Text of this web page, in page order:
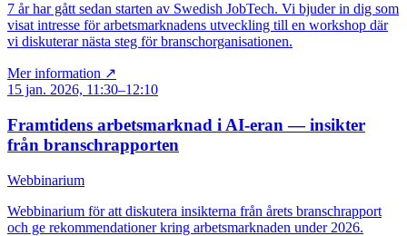
7 år har gått sedan starten av Swedish JobTech. Vi bjuder in dig som
visat intresse för arbetsmarknadens utveckling till en workshop där
vi diskuterar nästa steg för branschorganisationen.
Mer information ↗
15 jan. 2026, 11:30–12:10
Framtidens arbetsmarknad i AI-eran — insikter
från branschrapporten
Webbinarium
Webbinarium för att diskutera insikterna från årets branschrapport
och ge rekommendationer kring arbetsmarknaden under 2026.